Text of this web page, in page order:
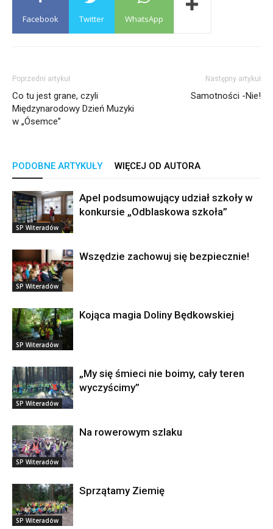
Facebook Twitter WhatsApp
Poprzedni artykuł
Co tu jest grane, czyli
Międzynarodowy Dzień Muzyki
w „Ósemce”
Następny artykuł
Samotności -Nie!
PODOBNE ARTYKUŁY WIĘCEJ OD AUTORA
SP Witeradów
Apel podsumowujący udział szkoły w
konkursie „Odblaskowa szkoła”
SP Witeradów
Wszędzie zachowuj się bezpiecznie!
SP Witeradów
Kojąca magia Doliny Będkowskiej
SP Witeradów
„My się śmieci nie boimy, cały teren
wyczyścimy”
SP Witeradów
Na rowerowym szlaku
SP Witeradów
Sprzątamy Ziemię